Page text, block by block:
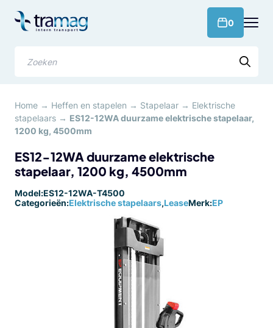
naar
0
Home → Heffen en stapelen → Stapelaar → Elektrische
stapelaars → ES12-12WA duurzame elektrische stapelaar,
1200 kg, 4500mm
ES12-12WA duurzame elektrische
stapelaar, 1200 kg, 4500mm
Model:ES12-12WA-T4500
Categorieën:Elektrische stapelaars,LeaseMerk:EP